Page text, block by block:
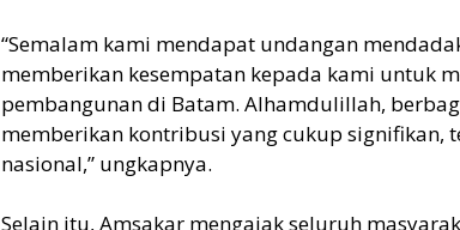
“Semalam kami mendapat undangan
memberikan kesempatan kepada kami untuk
pembangunan di Batam. Alhamdulillah,
memberikan kontribusi yang cukup signifikan,
nasional,” ungkapnya.
Selain itu, Amsakar mengajak seluruh